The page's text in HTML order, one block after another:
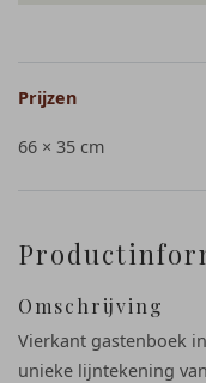
Prijzen
66 × 35 cm
Omschrijving
Vierkant gastenboek
unieke lijntekening